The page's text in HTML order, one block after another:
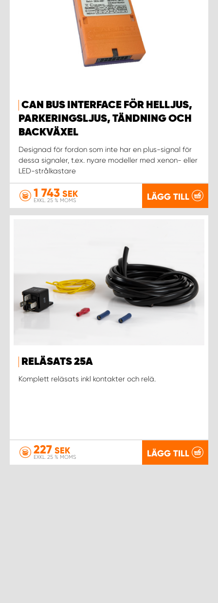
CAN BUS INTERFACE FÖR HELLJUS,
PARKERINGSLJUS, TÄNDNING OCH
BACKVÄXEL
Designad för fordon som inte har en plus-signal för
dessa signaler, t.ex. nyare modeller med xenon- eller
LED-strålkastare
1 743 SEK
EXKL. 25 % MOMS LÄGG TILL
RELÄSATS 25A
Komplett reläsats inkl kontakter och relä.
227 SEK
EXKL. 25 % MOMS LÄGG TILL